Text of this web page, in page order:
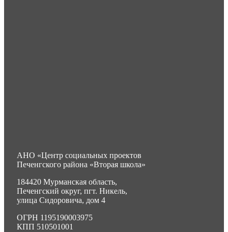
АНО «Центр социальных проектов
Печенгского района «Вторая школа»
184420 Мурманская область,
Печенгский округ, пгт. Никель,
улица Сидоровича, дом 4
ОГРН 1195190003975
КПП 510501001